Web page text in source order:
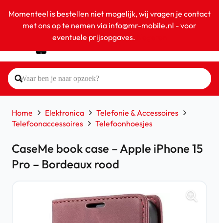
Momenteel is bestellen niet mogelijk, wij vragen je contact
met ons op te nemen via info@mr-mobile.nl - voor
eventuele prijsopgaves.
Home Elektronica
Telefonie & Accessoires
Telefoonaccessoires
Telefoonhoesjes
CaseMe book case – Apple iPhone 15
Pro – Bordeaux rood